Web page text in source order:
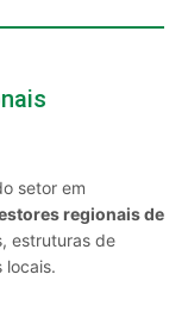
setor em
regionais de
estruturas de
locais.